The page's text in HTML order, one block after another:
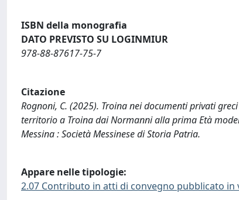
ISBN della monografia
DATO PREVISTO SU LOGINMIUR
978-88-87617-75-7
Citazione
Rognoni, C. (2025). Troina nei documenti privati
territorio a Troina dai Normanni alla prima Età
Messina : Società Messinese di Storia Patria.
Appare nelle tipologie:
2.07 Contributo in atti di convegno pubblicato in